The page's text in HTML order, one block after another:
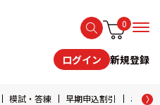
0
ログイン 新規登録
模試・答練 早期申込割引 おため